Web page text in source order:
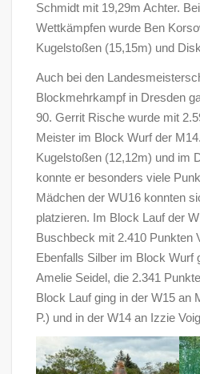
Schmidt mit 19,29m Achter.
Wettkämpfen wurde Ben
Kugelstoßen (15,15m) und
Auch bei den
Blockmehrkampf in Dresden
90. Gerrit Rische wurde mit
Meister im Block Wurf der
Kugelstoßen (12,12m) und im
konnte er besonders viele
Mädchen der WU16 konnten
platzieren. Im Block Lauf der
Buschbeck mit 2.410 Punkten
Ebenfalls Silber im Block Wurf
Amelie Seidel, die 2.341
Block Lauf ging in der W15 an
P.) und in der W14 an Izzie